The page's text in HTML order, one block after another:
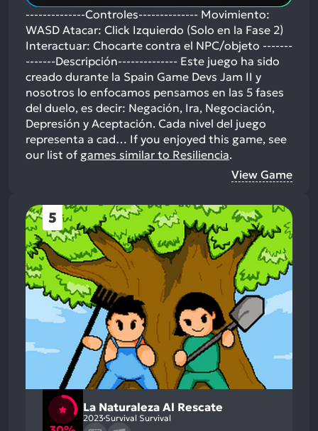
--------------Controles-------------- Movimiento:
WASD Atacar: Click Izquierdo (Solo en la Fase 2)
Interactuar: Chocarte contra el NPC/objeto -------
-------Descripción-------------- Este juego ha sido
creado durante la Spain Game Devs Jam II y
nosotros lo enfocamos pensamos en las 5 fases
del duelo, es decir: Negación, Ira, Negociación,
Depresión y Aceptación. Cada nivel del juego
representa a cad… If you enjoyed this game, see
our list of games similar to Resiliencia.
View Game
5
La Naturaleza Al Rescate
2023 Survival Survival